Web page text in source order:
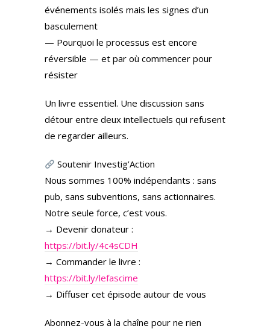
événements isolés mais les signes d’un
basculement
— Pourquoi le processus est encore
réversible — et par où commencer pour
résister
Un livre essentiel. Une discussion sans
détour entre deux intellectuels qui refusent
de regarder ailleurs.
Soutenir Investig’Action
Nous sommes 100% indépendants : sans
pub, sans subventions, sans actionnaires.
Notre seule force, c’est vous.
→ Devenir donateur :
https://bit.ly/4c4sCDH
→ Commander le livre :
https://bit.ly/lefascime
→ Diffuser cet épisode autour de vous
Abonnez-vous à la chaîne pour ne rien